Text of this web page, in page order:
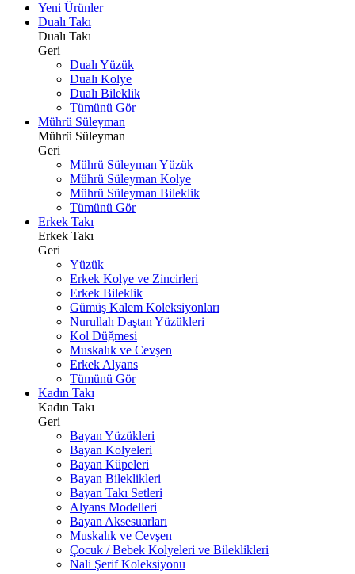
Yeni Ürünler
Dualı Takı
Dualı Takı
Geri
Dualı Yüzük
Dualı Kolye
Dualı Bileklik
Tümünü Gör
Mührü Süleyman
Mührü Süleyman
Geri
Mührü Süleyman Yüzük
Mührü Süleyman Kolye
Mührü Süleyman Bileklik
Tümünü Gör
Erkek Takı
Erkek Takı
Geri
Yüzük
Erkek Kolye ve Zincirleri
Erkek Bileklik
Gümüş Kalem Koleksiyonları
Nurullah Daştan Yüzükleri
Kol Düğmesi
Muskalık ve Cevşen
Erkek Alyans
Tümünü Gör
Kadın Takı
Kadın Takı
Geri
Bayan Yüzükleri
Bayan Kolyeleri
Bayan Küpeleri
Bayan Bileklikleri
Bayan Takı Setleri
Alyans Modelleri
Bayan Aksesuarları
Muskalık ve Cevşen
Çocuk / Bebek Kolyeleri ve Bileklikleri
Nali Şerif Koleksiyonu